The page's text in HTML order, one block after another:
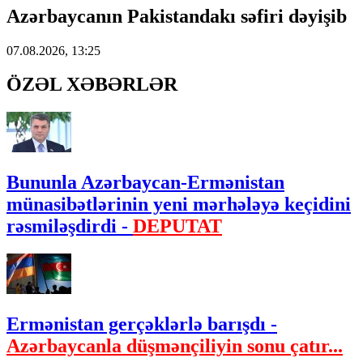
Azərbaycanın Pakistandakı səfiri dəyişib
07.08.2026, 13:25
ÖZƏL XƏBƏRLƏR
Bununla Azərbaycan-Ermənistan
münasibətlərinin yeni mərhələyə keçidini
rəsmiləşdirdi - DEPUTAT
Ermənistan gerçəklərlə barışdı -
Azərbaycanla düşmənçiliyin sonu çatır...